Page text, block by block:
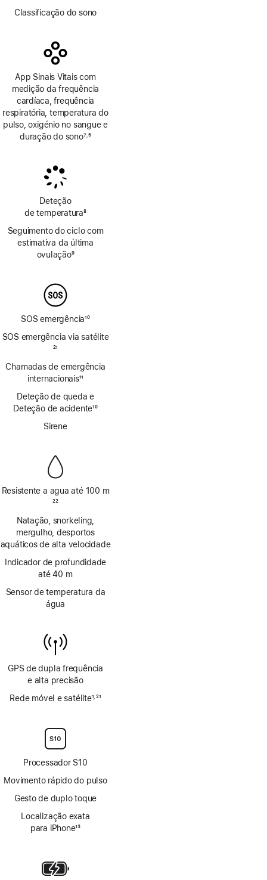
Classificação do sono
App Sinais Vitais com
medição da frequência
cardíaca, frequência
respiratória, temperatura do
pulso, oxigénio no sangue e
duração do sono7 ,5
Deteção
de temperatura
de
rodapé
8
Seguimento do ciclo com
estimativa da última
ovulação9
SOS emergência
de
10
SOS emergência via satélite
rodapé
21
Chamadas de emergência
internacionais
rodapé
11
Deteção de queda e
Deteção de acidente10
Sirene
Resistente a agua até 100 m
rodapé
22
Natação, snorkeling,
mergulho, desportos
aquáticos de alta velocidade
Indicador de profundidade
até 40 m
Sensor de temperatura da
água
GPS de dupla frequência
e alta precisão
Rede móvel e satélite1 ,21
Processador S10
Movimento rápido do pulso
Gesto de duplo toque
Localização exata
para iPhone
rodapé
13